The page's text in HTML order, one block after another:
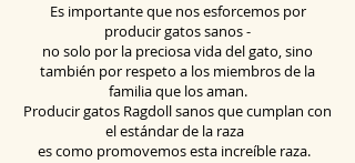
Es importante que nos esforcemos por
producir gatos sanos -
no solo por la preciosa vida del gato, sino
también por respeto a los miembros de la
familia que los aman.
Producir gatos Ragdoll sanos que cumplan con
el estándar de la raza
es como promovemos esta increíble raza.